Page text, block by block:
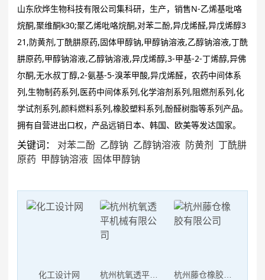
山东欣烨生物科技有限公司集科研，生产，销售N-乙烯基吡咯
烷酮,聚维酮k30;聚乙烯吡咯烷酮,对苯二酚,异戊烯醛,异戊烯醇3
21,防黄剂,丁酰肼原药,固体甲醇钠,甲醇钠溶液,乙醇钠溶液,丁酰
肼原药,甲醇钠溶液,乙醇钠溶液,异戊烯醇,3-甲基-2-丁烯醇,异佛
尔酮,无水叔丁醇,2-氨基-5-溴苯甲酸,异戊烯醛，农药中间体系
列,生物制药系列,医药中间体系列,化学溶剂系列,阻燃剂系列,化
学试剂系列,颜料燃料系列,橡胶塑料系列,酚醛树脂等系列产品。
拥有自营进出口权，产品远销日本、韩国、欧美等发达国家。
关键词： 对苯二酚 乙醇钠 乙醇钠溶液 防黄剂
丁酰肼
原药
甲醇钠溶液 固体甲醇钠
化工设计网 杭州藤仓橡胶有限公司